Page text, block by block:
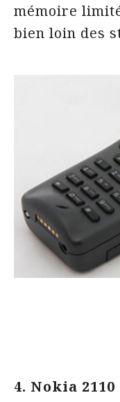
mémoire
bien loin des
4. Nokia 2110